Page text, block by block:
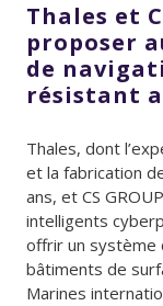
Thales et
proposer
de
résistant
Thales, dont
et la fabrication
ans, et CS
intelligents
offrir un système
bâtiments de
Marines